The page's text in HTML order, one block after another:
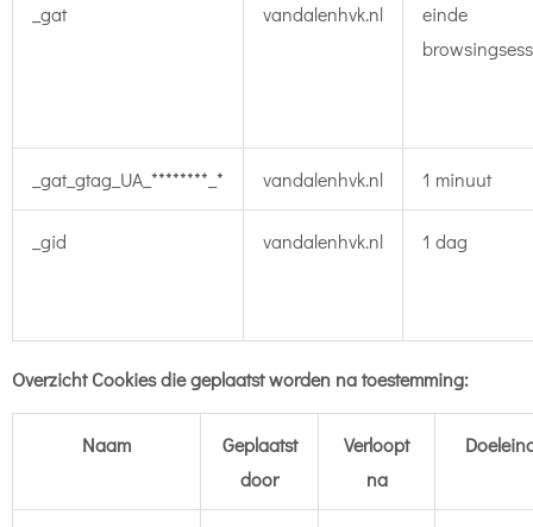
_gat vandalenhvk.nl
einde
_gat_gtag_UA_********_* vandalenhvk.nl 1 minuut
_gid vandalenhvk.nl 1 dag
Overzicht Cookies die geplaatst worden na toestemming:
Naam
Geplaatst
door
Verloopt
na